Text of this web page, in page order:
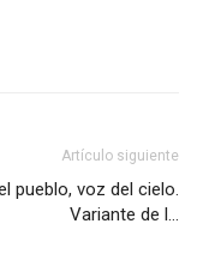
Artículo siguiente
pueblo, voz del cielo.
Variante de l…